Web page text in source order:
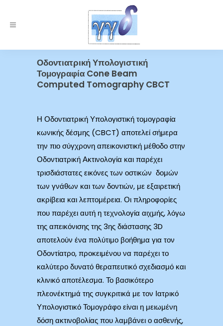
Οδοντιατρική Υπολογιστική
Τομογραφία Cone Beam
Computed Tomography CBCT
Η Οδοντιατρική Υπολογιστική τομογραφία
κωνικής δέσμης (CBCT) αποτελεί σήμερα
την πιο σύγχρονη απεικονιστική μέθοδο στην
Οδοντιατρική Ακτινολογία και παρέχει
τρισδιάστατες εικόνες των οστικών δομών
των γνάθων και των δοντιών, με εξαιρετική
ακρίβεια και λεπτομέρεια. Οι πληροφορίες
που παρέχει αυτή η τεχνολογία αιχμής, λόγω
της απεικόνισης της 3ης διάστασης 3D
αποτελούν ένα πολύτιμο βοήθημα για τον
Οδοντίατρο, προκειμένου να παρέχει το
καλύτερο δυνατό θεραπευτικό σχεδιασμό και
κλινικό αποτέλεσμα. Το βασικότερο
πλεονέκτημά της συγκριτικά με τον Ιατρικό
Υπολογιστικό Τομογράφο είναι η μειωμένη
δόση ακτινοβολίας που λαμβάνει ο ασθενής,